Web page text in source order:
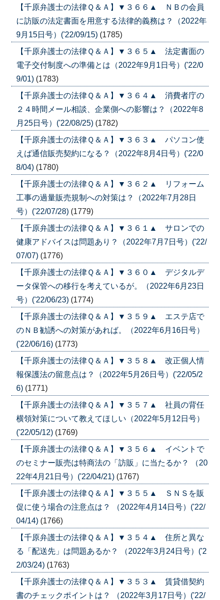
【千原弁護士の法律Ｑ＆Ａ】▼３６６▲ ＮＢの会員
に訪販の法定書面を用意する法律的義務は？（2022年
9月15日号）('22/09/15) (1785)
【千原弁護士の法律Ｑ＆Ａ】▼３６５▲ 法定書面の
電子交付制度への準備とは（2022年9月1日号）('22/0
9/01) (1783)
【千原弁護士の法律Ｑ＆Ａ】▼３６４▲ 消費者庁の
２４時間メール相談、企業側への影響は？（2022年8
月25日号）('22/08/25) (1782)
【千原弁護士の法律Ｑ＆Ａ】▼３６３▲ パソコン使
えば通信販売契約になる？（2022年8月4日号）('22/0
8/04) (1780)
【千原弁護士の法律Ｑ＆Ａ】▼３６２▲ リフォーム
工事の過量販売規制への対策は？（2022年7月28日
号）('22/07/28) (1779)
【千原弁護士の法律Ｑ＆Ａ】▼３６１▲ サロンでの
健康アドバイスは問題あり？（2022年7月7日号）('22/
07/07) (1776)
【千原弁護士の法律Ｑ＆Ａ】▼３６０▲ デジタルデ
ータ保管への移行を考えているが。（2022年6月23日
号）('22/06/23) (1774)
【千原弁護士の法律Ｑ＆Ａ】▼３５９▲ エステ店で
のＮＢ勧誘への対策があれば。（2022年6月16日号）
('22/06/16) (1773)
【千原弁護士の法律Ｑ＆Ａ】▼３５８▲ 改正個人情
報保護法の留意点は？（2022年5月26日号）('22/05/2
6) (1771)
【千原弁護士の法律Ｑ＆Ａ】▼３５７▲ 社員の背任
横領対策について教えてほしい（2022年5月12日号）
('22/05/12) (1769)
【千原弁護士の法律Ｑ＆Ａ】▼３５６▲ イベントで
のセミナー販売は特商法の「訪販」に当たるか？ （20
22年4月21日号）('22/04/21) (1767)
【千原弁護士の法律Ｑ＆Ａ】▼３５５▲ ＳＮＳを販
促に使う場合の注意点は？ （2022年4月14日号）('22/
04/14) (1766)
【千原弁護士の法律Ｑ＆Ａ】▼３５４▲ 住所と異な
る「配送先」は問題あるか？ （2022年3月24日号）('2
2/03/24) (1763)
【千原弁護士の法律Ｑ＆Ａ】▼３５３▲ 賃貸借契約
書のチェックポイントは？ （2022年3月17日号）('22/